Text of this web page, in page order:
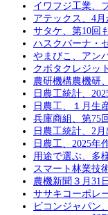
イワフジ工業、
アテックス、4
サタケ、第10回
ハスクバーナ・
やまびこ、アン
クボタクレジッ
農研機構農機研
日農工統計、
日農工、１月生
兵庫商組、第75
日農工統計、2
日農工、2025年
用途で選ぶ、多
スマート林業技
農機新聞３月31
ササキコーポレ
ビコンジャパン